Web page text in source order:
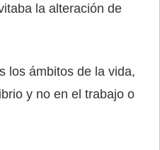
la alteración de
los ámbitos de la vida,
y no en el trabajo o